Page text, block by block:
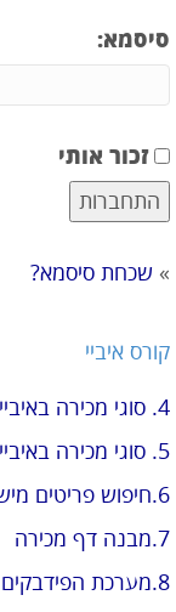
סיסמא:
זכור אותי
» שכחת סיסמא?
קורס איביי
4. סוגי מכירה באיביי- מכירה פומבית
5. סוגי מכירה באיביי buy it now
6.חיפוש פריטים מישראל
7.מבנה דף מכירה
8.מערכת הפידבקים